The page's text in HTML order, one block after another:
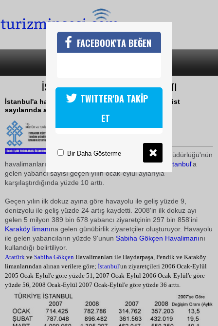
İSTABUL'UN EYLÜL ZİYARETİ%10 ARTTI
İstanbul'a havalimanı ve limalardan giriş yapan turist
sayılarında artış görüldü
12 Ekim 2008 / 00:32
İstanbulİl Kültür ve Turizm Müdürlüğü'nün
havalimanları ile limanlardan derlediği bilgilere göre,
İstanbul'a
gelen yabancı sayısı geçen yılın ocak-eylül aylarıyla
karşılaştırdığında yüzde 10 arttı.
Geçen yılın ilk dokuz ayına göre havayolu ile geliş yüzde 9,
denizyolu ile geliş yüzde 24 artış kaydetti. 2008'in ilk dokuz ayı
gelen 5 milyon 389 bin 678 yabancı ziyaretçinin 297 bin 858'ini
Karaköy limanına gelen günübirlik ziyaretçiler oluşturuyor. Havayolu
ile gelen yabancıların yüzde 9'unun Sabiha Gökçen Havalimanını
kullandığı belirtiliyor.
Atatürk ve Sabiha Gökçen Havalimanları ile Haydarpaşa, Pendik ve Karaköy
limanlarından alınan verilere göre; İstanbul'un ziyaretçileri 2006 Ocak-Eylül
2005 Ocak-Eylül'e göre yüzde 51, 2007 Ocak-Eylül 2006 Ocak-Eylül'e göre
yüzde 56, 2008 Ocak-Eylül 2007 Ocak-Eylül'e göre yüzde 36 arttı.
FACEBOOK'TA BEĞEN
TWITTER'DA TAKİP
ET
Bir Daha Gösterme